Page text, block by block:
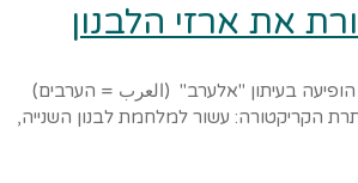
את ארזי הלבנון
בעיתון "אלערב" (العرب = הערבים)
הקריקטורה: עשור למלחמת לבנון השנייה,